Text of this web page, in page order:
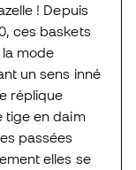
! Depuis
ces baskets
mode
un sens inné
réplique
tige en daim
passées
elles se